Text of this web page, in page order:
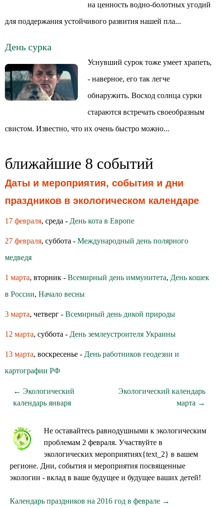
на ценность водно-болотных угодий
для поддержания устойчивого развития нашей пла...
День сурка
Уснувший сурок тоже умеет храпеть,
- наверное, его так легче
обнаружить. Восход солнца сурки
стараются встречать своеобразным
свистом. Известно, что их очень быстро можно...
ближайшие 8 событий
Даты и мероприятия, события и дни
праздников в экологическом календаре
17 февраля, среда - День кота в Европе
27 февраля, суббота - Международный день полярного
медведя
1 марта, вторник - Всемирный день иммунитета, День кошек
в России, Начало весны
3 марта, четверг - Всемирный день дикой природы
12 марта, суббота - День землеустроителя Украины
13 марта, воскресенье - День работников геодезии и
картографии РФ
← Экологический
календарь января
Экологический календарь
марта →
Не оставайтесь равнодушными к экологическим
проблемам 2 февраля. Участвуйте в
экологических мероприятиях{text_2} в вашем
регионе. Дни, события и мероприятия посвященные
экологии - вклад в ваше будущее и будущее ваших детей!
Календарь праздников на 2016 год в феврале →